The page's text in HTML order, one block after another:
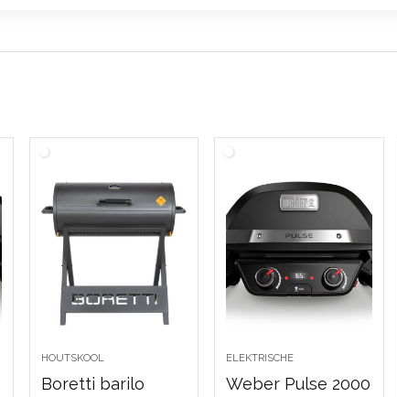
HOUTSKOOL
Boretti barilo
ELEKTRISCHE
Weber Pulse 2000